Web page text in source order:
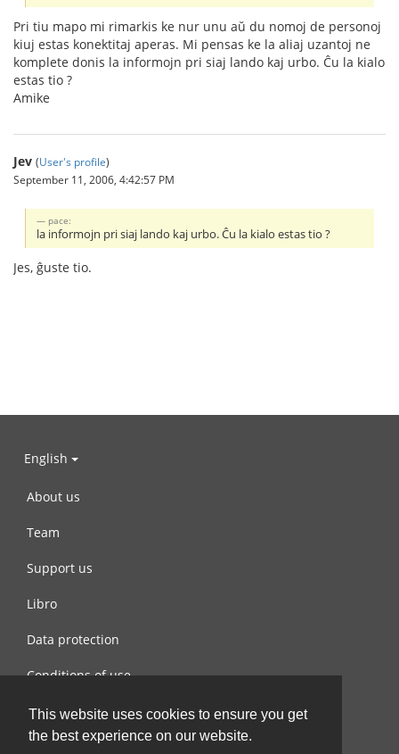
This website uses cookies to ensure you get
the best experience on our website.
Pri tiu mapo mi rimarkis ke nur unu aŭ du nomoj de personoj
kiuj estas konektitaj aperas. Mi pensas ke la aliaj uzantoj ne
komplete donis la informojn pri siaj lando kaj urbo. Ĉu la kialo
estas tio ?
Amike
Jev (User's profile)
September 11, 2006, 4:42:57 PM
pace:
la informojn pri siaj lando kaj urbo. Ĉu la kialo estas tio ?
Jes, ĝuste tio.
English
About us
Team
Support us
Libro
Data protection
Conditions of use
Contact us